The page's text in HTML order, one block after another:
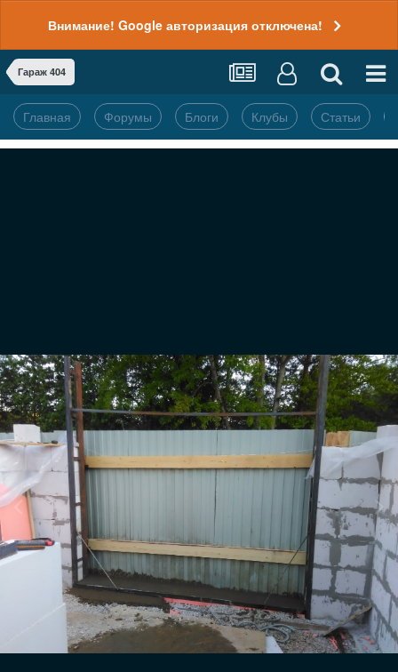
Внимание! Google авторизация отключена!
Гараж 404
Главная Форумы Блоги Клубы Статьи